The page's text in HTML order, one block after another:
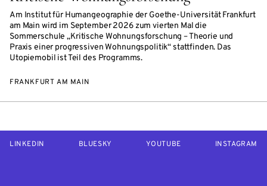
Am Institut für Humangeographie der Goethe-Universität Frankfurt
am Main wird im September 2026 zum vierten Mal die
Sommerschule „Kritische Wohnungsforschung – Theorie und
Praxis einer progressiven Wohnungspolitik“ stattfinden. Das
Utopiemobil ist Teil des Programms.
FRANKFURT AM MAIN
LINKEDIN BLUESKY YOUTUBE INSTAGRAM